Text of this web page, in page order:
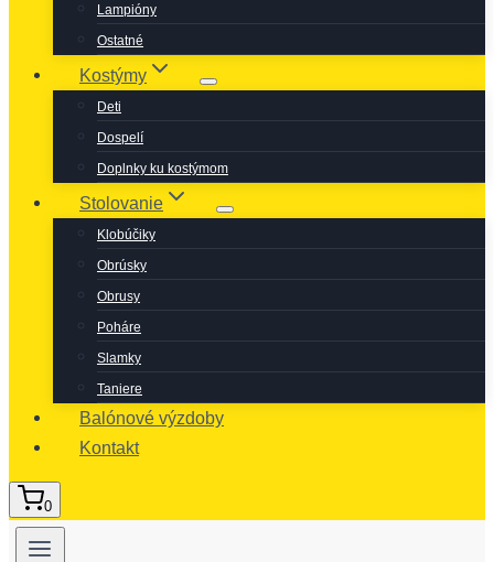
Lampióny
Ostatné
Kostýmy
Deti
Dospelí
Doplnky ku kostýmom
Stolovanie
Klobúčiky
Obrúsky
Obrusy
Poháre
Slamky
Taniere
Balónové výzdoby
Kontakt
0